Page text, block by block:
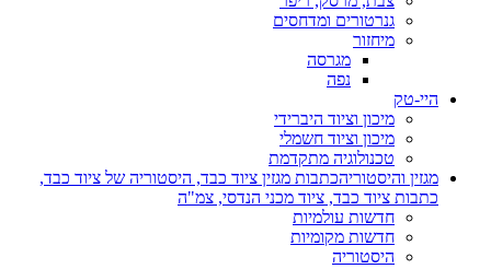
גנרטורים ומדחסים
מיחזור
מגרסה
נפה
היי-טק
מיכון וציוד היברידי
מיכון וציוד חשמלי
טכנולוגיה מתקדמת
מגזין והיסטוריהכתבות מגזין ציוד כבד, היסטוריה של ציוד כבד,
כתבות ציוד כבד, ציוד מכני הנדסי, צמ"ה
חדשות עולמיות
חדשות מקומיות
היסטוריה